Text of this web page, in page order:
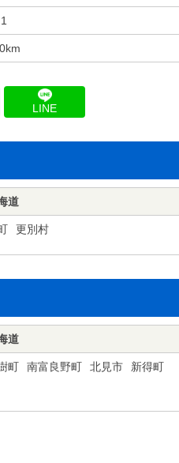
LINE
道
更別村
道
町 南富良野町 北見市
新得町